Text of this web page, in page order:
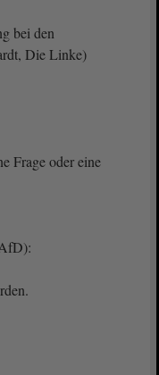
bei den
Die Linke)
Frage oder eine